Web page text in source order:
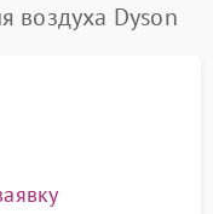
воздуха Dyson